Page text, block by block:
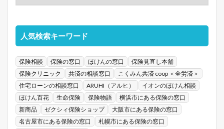
人気検索キーワード
保険相談 保険の窓口 ほけんの窓口
保険見直し本舗
保険クリニック
共済の相談窓口
こくみん共済 coop ＜全労済＞
住宅ローンの相談窓口
ARUHI（アルヒ）
イオンのほけん相談
ほけん百花
生命保険 保険物語
横浜市にある保険の窓口
新商品
ゼクシィ保険ショップ
大阪市にある保険の窓口
名古屋市にある保険の窓口
札幌市にある保険の窓口